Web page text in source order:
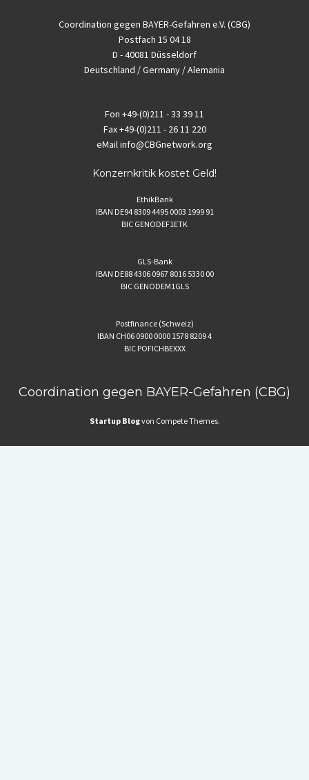
Coordination gegen BAYER-Gefahren e.V. (CBG)
Postfach 15 04 18
D - 40081 Düsseldorf
Deutschland / Germany / Alemania
Fon +49-(0)211 - 33 39 11
Fax+49-(0)211 - 26 11 220
eMailinfo@CBGnetwork.org
Konzernkritik kostet Geld!
EthikBank
IBAN DE94 8309 4495 0003 1999 91
BIC GENODEF1ETK
GLS-Bank
IBAN DE88 4306 0967 8016 5330 00
BIC GENODEM1GLS
Postfinance (Schweiz)
IBAN CH06 0900 0000 1578 8209 4
BIC POFICHBEXXX
Coordination gegen BAYER-Gefahren (CBG)
Startup Blogvon Compete Themes.